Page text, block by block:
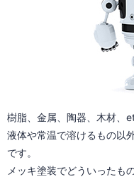
樹脂、金属、陶器、木材、
液体や常温で溶けるもの以
です。
メッキ塗装でどういったも